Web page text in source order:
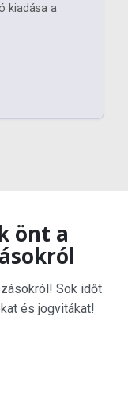
kiadása a
önt a
Sok időt
és jogvitákat!